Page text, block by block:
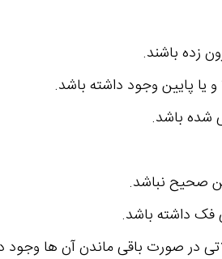
زده باشند.
یا پایین وجود داشته باشد.
شده باشد.
صحیح نباشد.
فک داشته باشد.
در صورت باقی ماندن آن ها وجود